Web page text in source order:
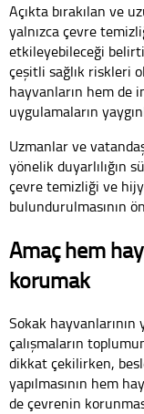
Açıkta bırakılan ve
yalnızca çevre
etkileyebileceği
çeşitli sağlık riskleri
hayvanların hem de
uygulamaların
Uzmanlar ve
yönelik duyarlılığın
çevre temizliği ve
bulundurulmasının
Amaç hem
korumak
Sokak
çalışmaların
dikkat çekilirken,
yapılmasının hem
de çevrenin